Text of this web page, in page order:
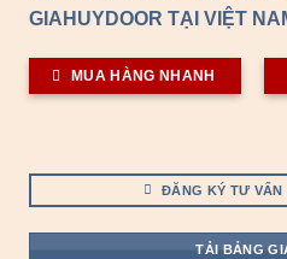
GIAHUYDOOR TẠI VIỆT
MUA HÀNG NHANH
ĐĂNG KÝ TƯ VẤN
TẢI BẢNG